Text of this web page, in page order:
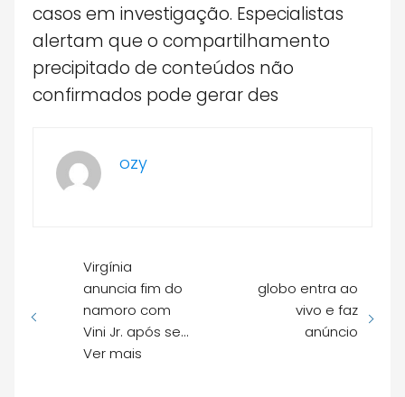
casos em investigação. Especialistas
alertam que o compartilhamento
precipitado de conteúdos não
confirmados pode gerar des
ozy
Virgínia
anuncia fim do
namoro com
Vini Jr. após se…
Ver mais
globo entra ao
vivo e faz
anúncio